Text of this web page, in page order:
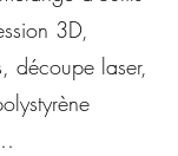
3D,
découpe laser,